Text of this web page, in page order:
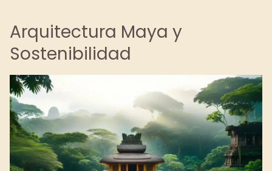
Arquitectura Maya y
Sostenibilidad